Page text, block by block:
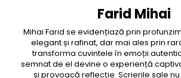
Farid Mihai
Mihai Farid se evidențiază prin
elegant și rafinat, dar mai ales prin
transforma cuvintele în emoții
semnat de el devine o experiență
și provoacă reflecție. Scrierile sale